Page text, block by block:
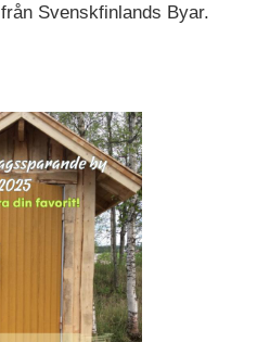
Svenskfinlands Byar.